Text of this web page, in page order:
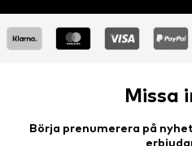
Missa
Börja prenumerera på